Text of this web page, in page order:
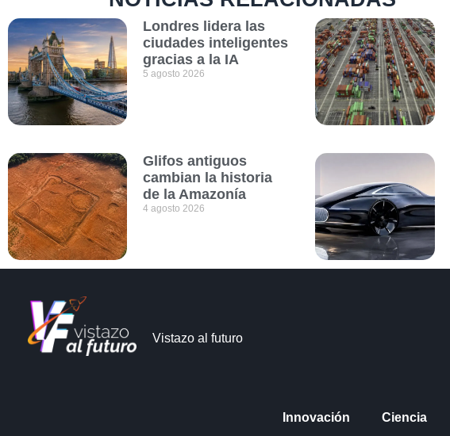
Londres lidera las
ciudades inteligentes
gracias a la IA
5 agosto 2026
Glifos antiguos
cambian la historia
de la Amazonía
4 agosto 2026
Vistazo al futuro
Innovación Ciencia